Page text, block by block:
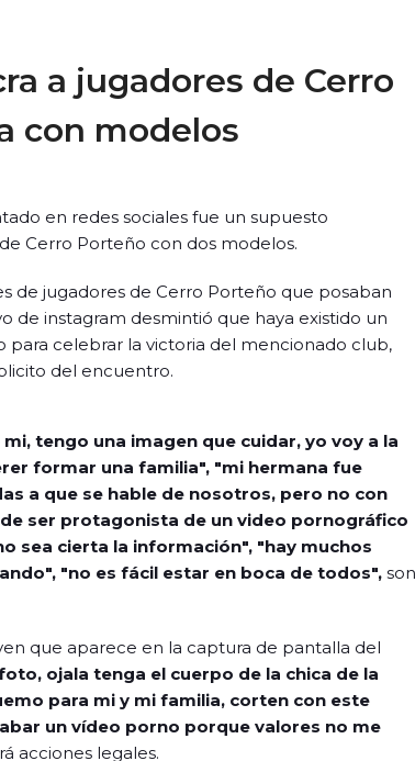
a jugadores de Cerro
con modelos
en redes sociales fue un supuesto
Cerro Porteño con dos modelos.
de jugadores de Cerro Porteño que posaban
de instagram desmintió que haya existido un
para celebrar la victoria del mencionado club,
del encuentro.
tengo una imagen que cuidar, yo voy a la
formar una familia", "mi hermana fue
a que se hable de nosotros, pero no con
ser protagonista de un video pornográfico
sea cierta la información", "hay muchos
"no es fácil estar en boca de todos", son
que aparece en la captura de pantalla del
ojala tenga el cuerpo de la chica de la
para mi y mi familia, corten con este
un vídeo porno porque valores no me
acciones legales.